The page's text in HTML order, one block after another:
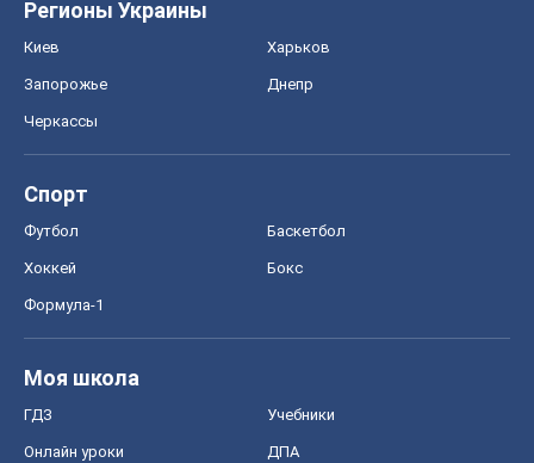
Регионы Украины
Киев Харьков
Запорожье Днепр
Черкассы
Спорт
Футбол Баскетбол
Хоккей Бокс
Формула-1
Моя школа
ГДЗ Учебники
Онлайн уроки ДПА